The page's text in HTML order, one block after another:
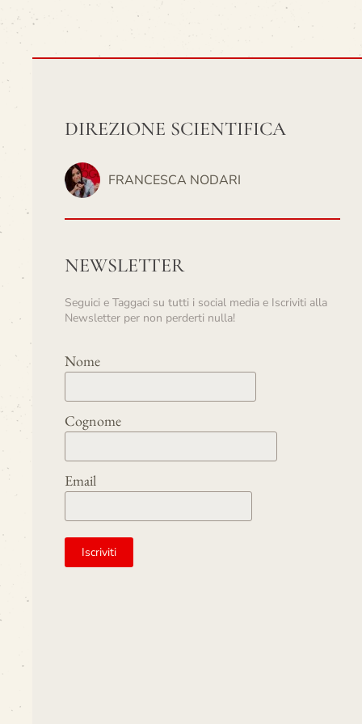
DIREZIONE SCIENTIFICA
FRANCESCA NODARI
NEWSLETTER
Seguici e Taggaci su tutti i social media e Iscriviti alla
Newsletter per non perderti nulla!
Nome
Cognome
Email